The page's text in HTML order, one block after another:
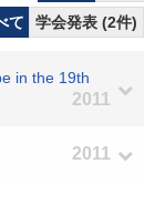
て
学会発表 (2件)
in the 19th
2011
2011